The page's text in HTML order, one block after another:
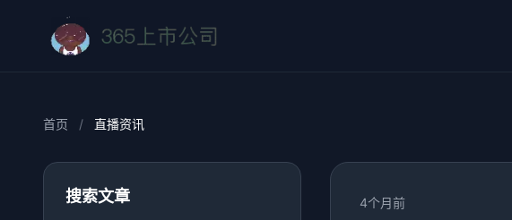
首页 / 直播资讯
搜索文章 4个月前